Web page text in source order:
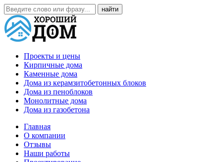
Проекты и цены
Кирпичные дома
Каменные дома
Дома из керамзитобетонных блоков
Дома из пеноблоков
Монолитные дома
Дома из газобетона
Главная
О компании
Отзывы
Наши работы